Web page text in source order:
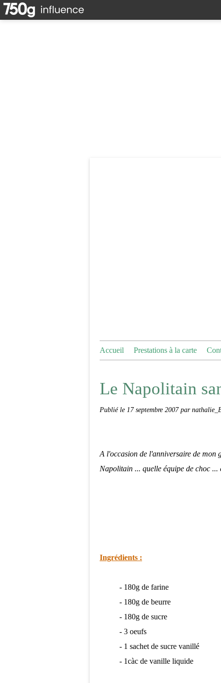
Accueil Prestations à la carte
Le Napolitain
Publié le 17 septembre 2007par
A l'occasion de l'anniversaire de mon
Napolitain ... quelle équipe de choc
Ingrédients :
- 180g de farine
- 180g de beurre
- 180g de sucre
- 3 oeufs
- 1 sachet de sucre vanillé
- 1càc de vanille liquide